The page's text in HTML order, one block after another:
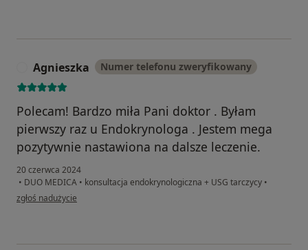
Agnieszka Numer telefonu zweryfikowany
Polecam! Bardzo miła Pani doktor . Byłam
pierwszy raz u Endokrynologa . Jestem mega
pozytywnie nastawiona na dalsze leczenie.
20 czerwca 2024
• DUO MEDICA • konsultacja endokrynologiczna + USG tarczycy •
w opinii użytkownika Agnieszka
zgłoś nadużycie